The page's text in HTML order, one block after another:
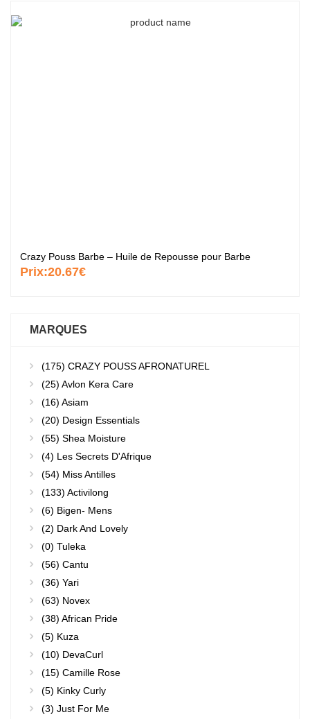
Crazy Pouss Barbe – Huile de Repousse pour Barbe
Prix:20.67€
MARQUES
(175) CRAZY POUSS AFRONATUREL
(25) Avlon Kera Care
(16) Asiam
(20) Design Essentials
(55) Shea Moisture
(4) Les Secrets D'Afrique
(54) Miss Antilles
(133) Activilong
(6) Bigen- Mens
(2) Dark And Lovely
(0) Tuleka
(56) Cantu
(36) Yari
(63) Novex
(38) African Pride
(5) Kuza
(10) DevaCurl
(15) Camille Rose
(5) Kinky Curly
(3) Just For Me